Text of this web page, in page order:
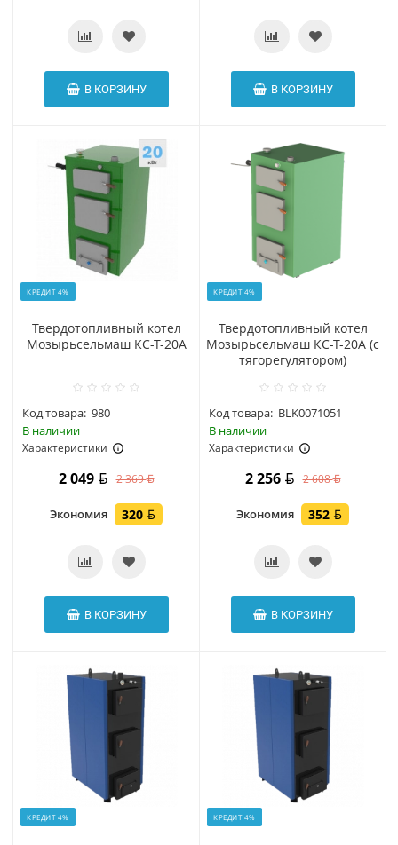
В КОРЗИНУ В КОРЗИНУ
КРЕДИТ 4%
Твердотопливный котел
Мозырьсельмаш КС-Т-20А
Код товара: 980
В наличии
Характеристики
2 049 2 369
Экономия 320
В КОРЗИНУ
КРЕДИТ 4%
Твердотопливный котел
Мозырьсельмаш КС-Т-20А (с
тягорегулятором)
Код товара: BLK0071051
В наличии
Характеристики
2 256 2 608
Экономия 352
В КОРЗИНУ
КРЕДИТ 4% КРЕДИТ 4%